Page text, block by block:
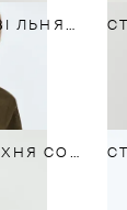
БЛУЗА НА ОСНОВІ ЛЬНЯНОЇ ТКАНИНИ З ВИШИВКОЮ
СТРУМУЮЧА ВЕРХНЯ СОРОЧКА З ҐУДЗИКАМИ